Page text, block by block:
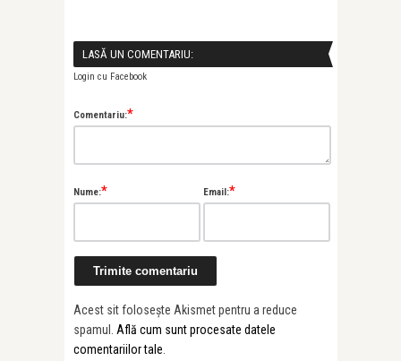
LASĂ UN COMENTARIU:
Login cu Facebook
Comentariu:*
Nume:* Email:*
Acest sit folosește Akismet pentru a reduce
spamul. Află cum sunt procesate datele
comentariilor tale